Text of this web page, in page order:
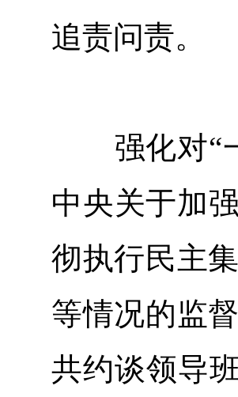
追责问责。
强化对“一
中央关于加
彻执行民主
等情况的监
共约谈领导